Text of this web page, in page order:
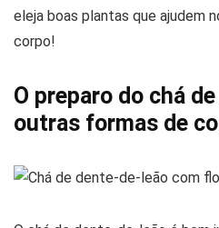
eleja boas plantas que ajudem
corpo!
O preparo do chá
outras formas de